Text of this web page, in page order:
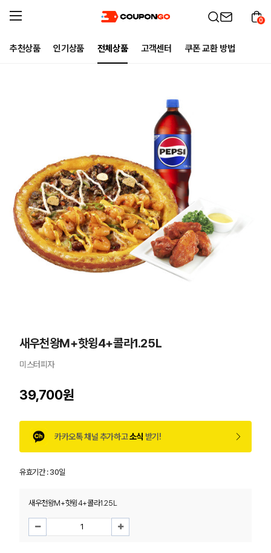
추천상품 인기상품 전체상품 고객센터 쿠폰 교환 방법
0
새우천왕M+핫윙4+콜라1.25L
미스터피자
39,700원
카카오톡 채널 추가하고소식 받기!
유효기간 :30일
새우천왕M+핫윙4+콜라1.25L